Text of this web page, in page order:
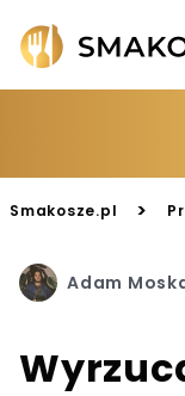
Smakosze.pl >
Adam